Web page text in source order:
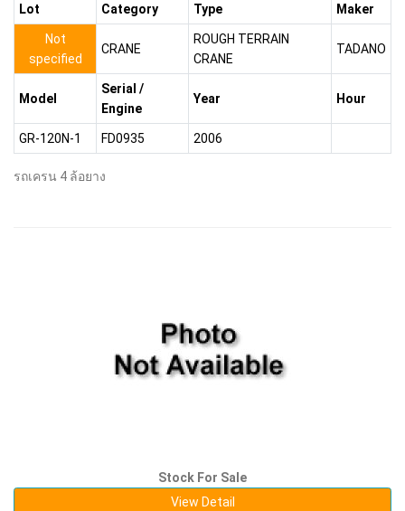
Lot Category Type Maker
Not
specified
CRANE
ROUGH TERRAIN
CRANE
TADANO
Model
Serial /
Engine
Year Hour
GR-120N-1 FD0935 2006
รถเครน 4 ล้อยาง
Stock For Sale
View Detail